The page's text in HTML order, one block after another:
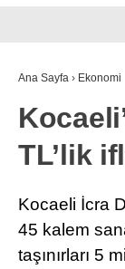
Ana Sayfa › Ekonomi
TL’lik
Kocaeli İcra
45 kalem
taşınırları 5